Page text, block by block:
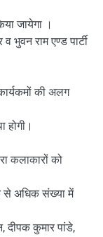
जायेगा ।
भुवन राम एण्ड पार्टी
की अलग
होगी।
कलाकारों को
से अधिक संख्या में
दीपक कुमार पांडे,